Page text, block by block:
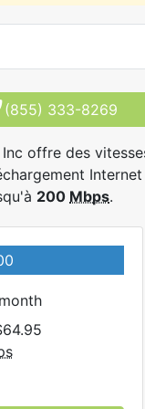
(855) 333-8269
offre des
Internet
200 Mbps.